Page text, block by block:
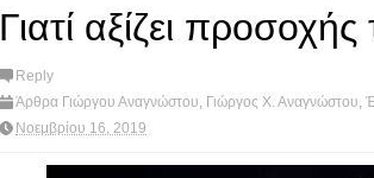
Γιατί αξίζει
Reply
Άρθρα Γιώργου Αναγνώστου Γιώργος Χ. Αναγνώστου
Νοεμβρίου 16, 2019